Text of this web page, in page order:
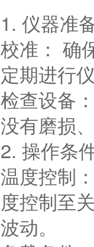
1. 仪器准
校准： 确
定期进行
检查设备
没有磨损
2. 操作条
温度控制
度控制至
波动。